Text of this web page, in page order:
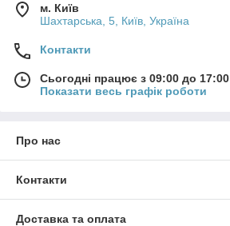
м. Київ
Шахтарська, 5, Київ, Україна
Контакти
Сьогодні працює з 09:00 до 17:00
Показати весь графік роботи
Про нас
Контакти
Доставка та оплата